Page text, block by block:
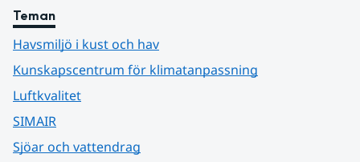
Teman
Havsmiljö i kust och hav
Kunskapscentrum för klimatanpassning
Luftkvalitet
SIMAIR
Sjöar och vattendrag